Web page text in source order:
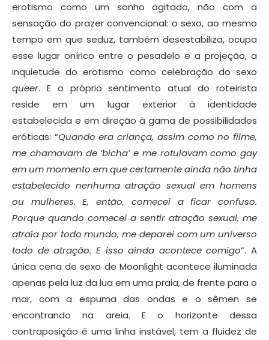
erotismo como um sonho agitado, não com a
sensação do prazer convencional: o sexo, ao mesmo
tempo em que seduz, também desestabiliza, ocupa
esse lugar onírico entre o pesadelo e a projeção, a
inquietude do erotismo como celebração do sexo
queer. E o próprio sentimento atual do roteirista
reside em um lugar exterior à identidade
estabelecida e em direção à gama de possibilidades
eróticas: “Quando era criança, assim como no filme,
me chamavam de ‘bicha’ e me rotulavam como gay
em um momento em que certamente ainda não tinha
estabelecido nenhuma atração sexual em homens
ou mulheres. E, então, comecei a ficar confuso.
Porque quando comecei a sentir atração sexual, me
atraía por todo mundo, me deparei com um universo
todo de atração. E isso ainda acontece comigo”. A
única cena de sexo de Moonlight acontece iluminada
apenas pela luz da lua em uma praia, de frente para o
mar, com a espuma das ondas e o sêmen se
encontrando na areia. E o horizonte dessa
contraposição é uma linha instável, tem a fluidez de